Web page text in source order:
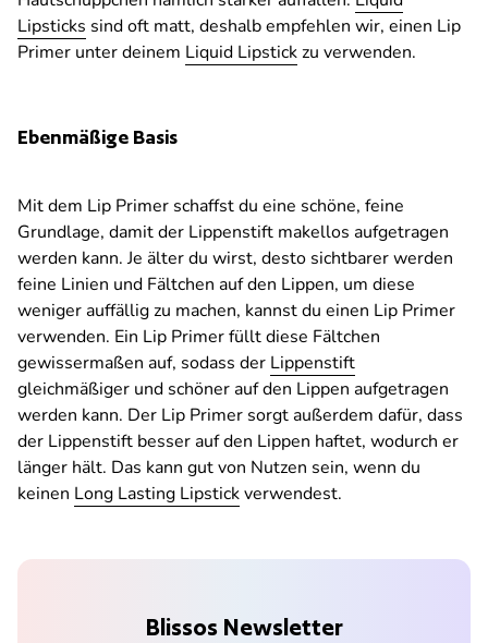
Lipsticks sind oft matt, deshalb empfehlen wir, einen Lip
Primer unter deinem Liquid Lipstickzu verwenden.
Ebenmäßige Basis
Mit dem Lip Primer schaffst du eine schöne, feine
Grundlage, damit der Lippenstift makellos aufgetragen
werden kann. Je älter du wirst, desto sichtbarer werden
feine Linien und Fältchen auf den Lippen, um diese
weniger auffällig zu machen, kannst du einen Lip Primer
verwenden. Ein Lip Primer füllt diese Fältchen
gewissermaßen auf, sodass der Lippenstift
gleichmäßiger und schöner auf den Lippen aufgetragen
werden kann. Der Lip Primer sorgt außerdem dafür, dass
der Lippenstift besser auf den Lippen haftet, wodurch er
länger hält. Das kann gut von Nutzen sein, wenn du
keinen Long Lasting Lipstickverwendest.
Blissos Newsletter